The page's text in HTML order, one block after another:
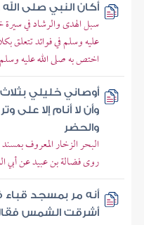
أكان النبي صلى
سبل الهدى والرشاد في
عليه وسلم في فوائد تتعلق
اختص به صلى الله عليه
أوصاني خليلي
وأن لا أنام إلا
والحضر
البحر الزخار المعروف
روى فضالة بن عبيد عن أبي
أنه مر بمسجد
أشرقت الشمس فقال